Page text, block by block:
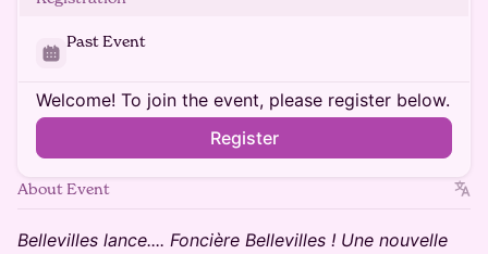
Past Event
Welcome! To join the event, please register below.
Register
About Event
Bellevilles lance.... Foncière Bellevilles ! Une nouvelle